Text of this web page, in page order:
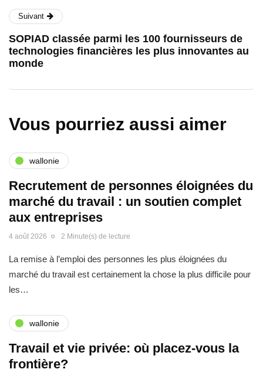
Suivant
SOPIAD classée parmi les 100 fournisseurs de
technologies financières les plus innovantes au
monde
Vous pourriez aussi aimer
wallonie
Recrutement de personnes éloignées du
marché du travail : un soutien complet
aux entreprises
4 août 2026 2 Minute(s) de lecture
La remise à l’emploi des personnes les plus éloignées du
marché du travail est certainement la chose la plus difficile pour
les…
wallonie
Travail et vie privée: où placez-vous la
frontière?